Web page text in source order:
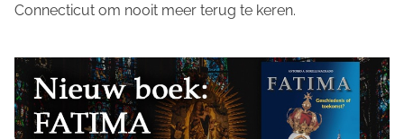
Connecticut om nooit meer terug te keren.